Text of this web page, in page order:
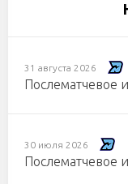
31 августа 2026
Послематчевое
30 июля 2026
Послематчевое